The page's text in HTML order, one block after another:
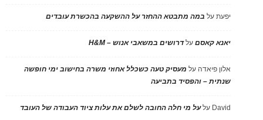
יפעתעל במה מתבטא ההחזר על ההשקעה בהכשרת עובדים
יאנא קאסםעלדרושים במשאבי אנוש – H&M
אלון פיאדה על מעסיק טעה כשכלל אחוזי משרה בחישוב ימי חופשה
שנתית – והפסיד בתביעה
David עלעל מי חלה החובה לשלם את עלות ציוד העבודה של העובד